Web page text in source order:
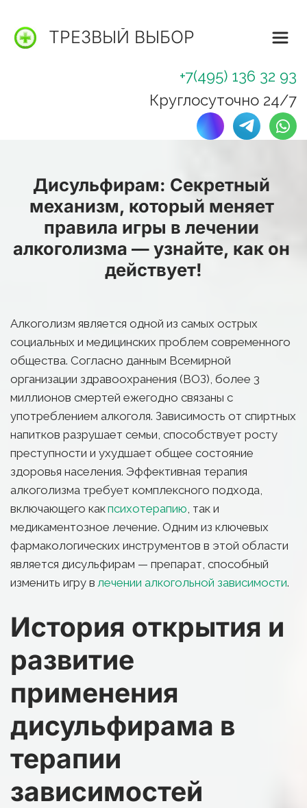
ТРЕЗВЫЙ ВЫБОР
+7(495) 136 32 93
Круглосуточно 24/7
Дисульфирам: Секретный
механизм, который меняет
правила игры в лечении
алкоголизма — узнайте, как он
действует!
Алкоголизм является одной из самых острых
социальных и медицинских проблем современного
общества. Согласно данным Всемирной
организации здравоохранения (ВОЗ), более 3
миллионов смертей ежегодно связаны с
употреблением алкоголя. Зависимость от спиртных
напитков разрушает семьи, способствует росту
преступности и ухудшает общее состояние
здоровья населения. Эффективная терапия
алкоголизма требует комплексного подхода,
включающего как психотерапию, так и
медикаментозное лечение. Одним из ключевых
фармакологических инструментов в этой области
является дисульфирам — препарат, способный
изменить игру в лечении алкогольной зависимости.
История открытия и
развитие
применения
дисульфирама в
терапии
зависимостей